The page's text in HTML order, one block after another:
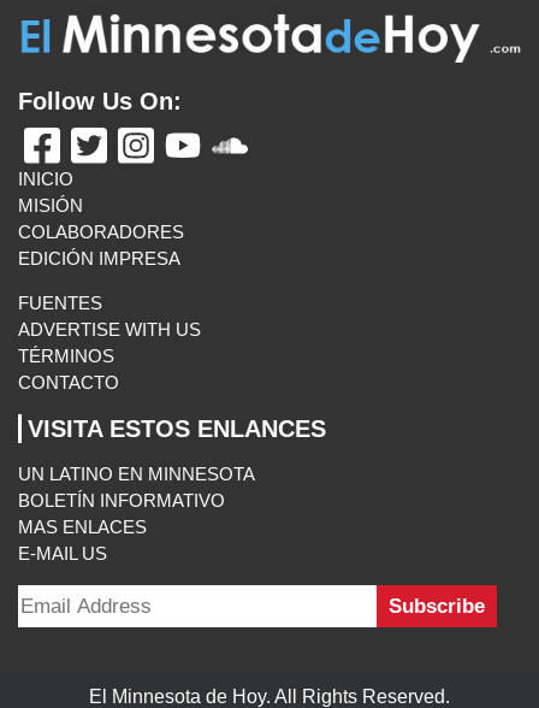
Follow Us On:
INICIO
MISIÓN
COLABORADORES
EDICIÓN IMPRESA
FUENTES
ADVERTISE WITH US
TÉRMINOS
CONTACTO
VISITA ESTOS ENLANCES
UN LATINO EN MINNESOTA
BOLETÍN INFORMATIVO
MAS ENLACES
E-MAIL US
El Minnesota de Hoy. All Rights Reserved.